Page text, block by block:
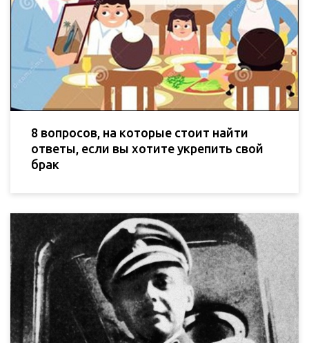
8 вопросов, на которые стоит найти
ответы, если вы хотите укрепить свой
брак